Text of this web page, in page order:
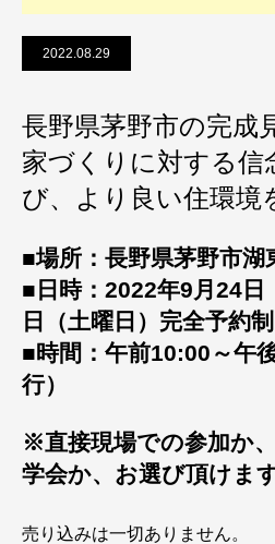
2022.08.29
長野県茅野市の完成
家づくりに対する信
び、より良い住環境
■場所：長野県茅野市湖
■日時：2022年9月24日
日（土曜日）完全予約制
■時間：午前10:00～午
行）
※直接現場での参加か
学会か、お選び頂けます
売り込みは一切ありません。